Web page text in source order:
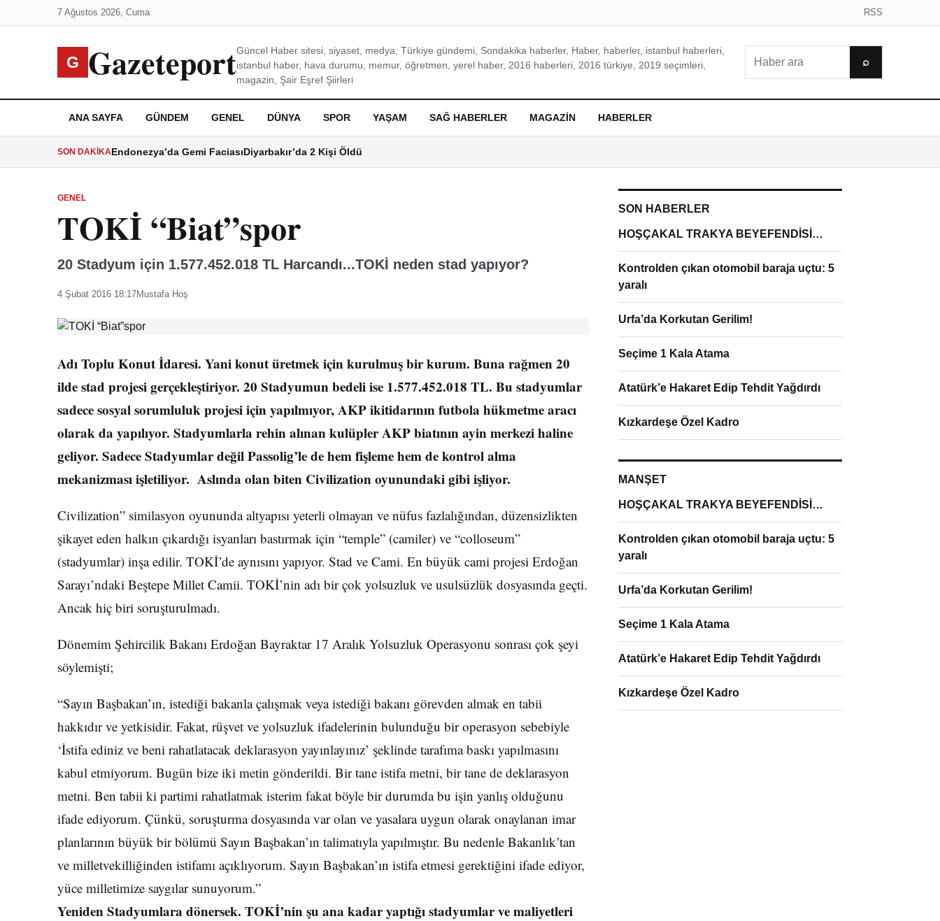
7 Ağustos 2026, Cuma RSS
G GazeteportGüncel Haber sitesi, siyaset, medya, Türkiye gündemi, Sondakika haberler, Haber, haberler, istanbul haberleri,
istanbul haber, hava durumu, memur, öğretmen, yerel haber, 2016 haberleri, 2016 türkiye, 2019 seçimleri,
magazin, Şair Eşref Şiirleri
⌕
ANA SAYFA GÜNDEM GENEL DÜNYA SPOR YAŞAM SAĞ HABERLER MAGAZIN HABERLER
SON DAKIKAEndonezya’da Gemi FaciasıDiyarbakır’da 2 Kişi Öldü
GENEL
TOKİ “Biat”spor
20 Stadyum için 1.577.452.018 TL Harcandı...TOKİ neden stad yapıyor?
4 Şubat 2016 18:17Mustafa Hoş
Adı Toplu Konut İdaresi. Yani konut üretmek için kurulmuş bir kurum. Buna rağmen 20
ilde stad projesi gerçekleştiriyor. 20 Stadyumun bedeli ise 1.577.452.018 TL. Bu stadyumlar
sadece sosyal sorumluluk projesi için yapılmıyor, AKP ikitidarının futbola hükmetme aracı
olarak da yapılıyor. Stadyumlarla rehin alınan kulüpler AKP biatının ayin merkezi haline
geliyor. Sadece Stadyumlar değil Passolig’le de hem fişleme hem de kontrol alma
mekanizması işletiliyor. Aslında olan biten Civilization oyunundaki gibi işliyor.
Civilization” similasyon oyununda altyapısı yeterli olmayan ve nüfus fazlalığından, düzensizlikten
şikayet eden halkın çıkardığı isyanları bastırmak için “temple” (camiler) ve “colloseum”
(stadyumlar) inşa edilir. TOKİ’de aynısını yapıyor. Stad ve Cami. En büyük cami projesi Erdoğan
Sarayı’ndaki Beştepe Millet Camii. TOKİ’nin adı bir çok yolsuzluk ve usulsüzlük dosyasında geçti.
Ancak hiç biri soruşturulmadı.
Dönemim Şehircilik Bakanı Erdoğan Bayraktar 17 Aralık Yolsuzluk Operasyonu sonrası çok şeyi
söylemişti;
“Sayın Başbakan’ın, istediği bakanla çalışmak veya istediği bakanı görevden almak en tabii
hakkıdır ve yetkisidir. Fakat, rüşvet ve yolsuzluk ifadelerinin bulunduğu bir operasyon sebebiyle
‘İstifa ediniz ve beni rahatlatacak deklarasyon yayınlayınız’ şeklinde tarafıma baskı yapılmasını
kabul etmiyorum. Bugün bize iki metin gönderildi. Bir tane istifa metni, bir tane de deklarasyon
metni. Ben tabii ki partimi rahatlatmak isterim fakat böyle bir durumda bu işin yanlış olduğunu
ifade ediyorum. Çünkü, soruşturma dosyasında var olan ve yasalara uygun olarak onaylanan imar
planlarının büyük bir bölümü Sayın Başbakan’ın talimatıyla yapılmıştır. Bu nedenle Bakanlık’tan
ve milletvekilliğinden istifamı açıklıyorum. Sayın Başbakan’ın istifa etmesi gerektiğini ifade ediyor,
yüce milletimize saygılar sunuyorum.”
Yeniden Stadyumlara dönersek. TOKİ’nin şu ana kadar yaptığı stadyumlar ve maliyetleri
SON HABERLER
HOŞÇAKAL TRAKYA BEYEFENDİSİ…
Kontrolden çıkan otomobil baraja uçtu: 5
yaralı
Urfa’da Korkutan Gerilim!
Seçime 1 Kala Atama
Atatürk’e Hakaret Edip Tehdit Yağdırdı
Kızkardeşe Özel Kadro
MANŞET
HOŞÇAKAL TRAKYA BEYEFENDİSİ…
Kontrolden çıkan otomobil baraja uçtu: 5
yaralı
Urfa’da Korkutan Gerilim!
Seçime 1 Kala Atama
Atatürk’e Hakaret Edip Tehdit Yağdırdı
Kızkardeşe Özel Kadro